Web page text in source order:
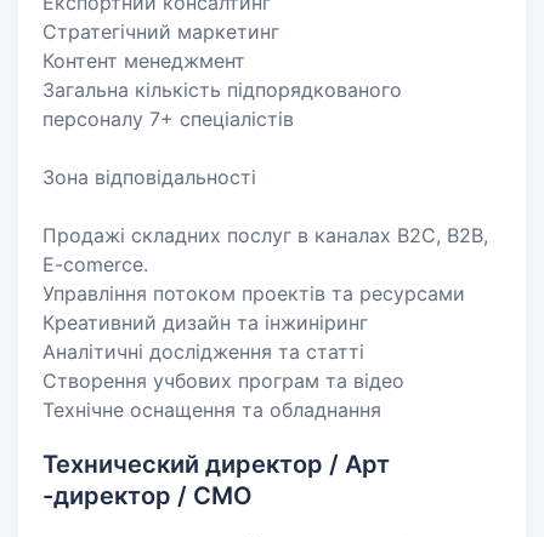
Стратегічний маркетинг
Контент менеджмент
Загальна кількість підпорядкованого
персоналу 7+ спеціалістів
Зона відповідальності
Продажі складних послуг в каналах B2C, B2B,
E-comerce.
Управління потоком проектів та ресурсами
Креативний дизайн та інжиніринг
Аналітичні дослідження та статті
Створення учбових програм та відео
Технічне оснащення та обладнання
Технический директор / Арт
-директор / CMO